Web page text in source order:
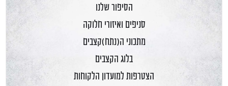
הסיפור שלנו
סניפים ואיזורי חלוקה
מתכוני ה(נתח)קצבים
בלוג הקצבים
הצטרפות למועדון הלקוחות